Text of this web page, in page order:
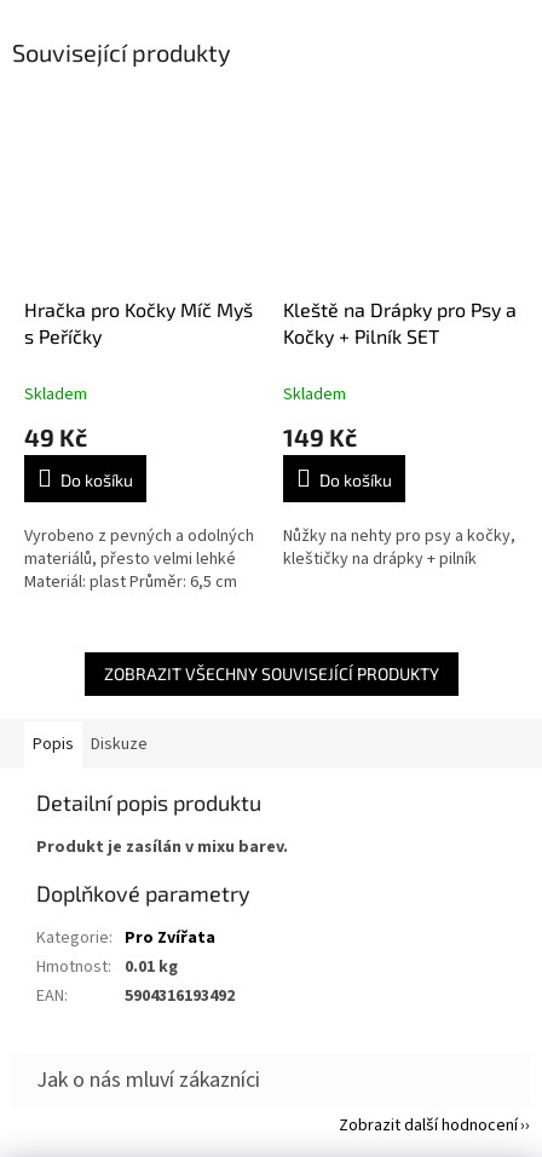
Související produkty
Hračka pro Kočky Míč Myš
s Peříčky
Skladem
49 Kč
Do košíku
Vyrobeno z pevných a odolných
materiálů, přesto velmi lehké
Materiál: plast Průměr: 6,5 cm
Kleště na Drápky pro Psy a
Kočky + Pilník SET
Skladem
149 Kč
Do košíku
Nůžky na nehty pro psy a kočky,
kleštičky na drápky + pilník
ZOBRAZIT VŠECHNY SOUVISEJÍCÍ PRODUKTY
Popis Diskuze
Detailní popis produktu
Produkt je zasílán v mixu barev.
Doplňkové parametry
Kategorie: Pro Zvířata
Hmotnost:
0.01 kg
EAN: 5904316193492
Zobrazit další hodnocení